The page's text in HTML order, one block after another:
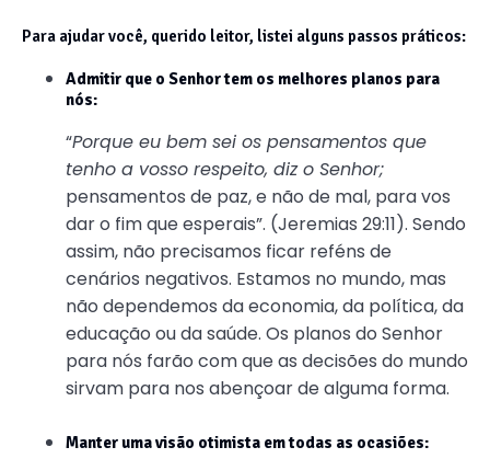
Para ajudar você, querido leitor, listei alguns passos práticos:
Admitir que o Senhor tem os melhores planos para
nós:
“Porque eu bem sei os pensamentos que
tenho a vosso respeito, diz o Senhor;
pensamentos de paz, e não de mal, para vos
dar o fim que esperais”. (Jeremias 29:11). Sendo
assim, não precisamos ficar reféns de
cenários negativos. Estamos no mundo, mas
não dependemos da economia, da política, da
educação ou da saúde. Os planos do Senhor
para nós farão com que as decisões do mundo
sirvam para nos abençoar de alguma forma.
Manter uma visão otimista em todas as ocasiões: